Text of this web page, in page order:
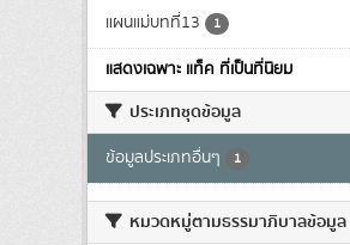
แผนแม่บทที่13 1
แสดงเฉพาะ แท็ค ที่เป็นที่นิยม
ประเภทชุดข้อมูล
ข้อมูลประเภทอื่นๆ 1
หมวดหมู่ตามธรรมาภิบาลข้อมูล